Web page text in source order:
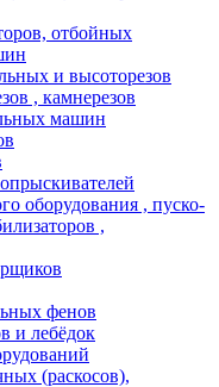
отбойных
и высоторезов
, камнерезов
машин
оборудования , пуско-
,
фенов
и лебёдок
(раскосов),